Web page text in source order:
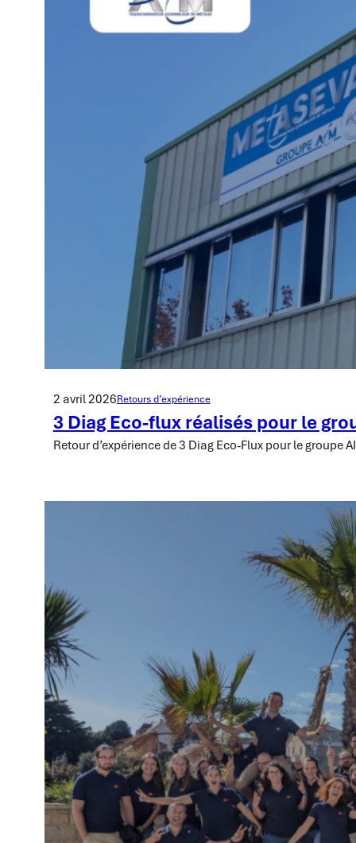
2 avril 2026Retours d’expérience
3 Diag Eco-flux réalisés pour le
Retour d’expérience de 3 Diag Eco-Flux pour le groupe